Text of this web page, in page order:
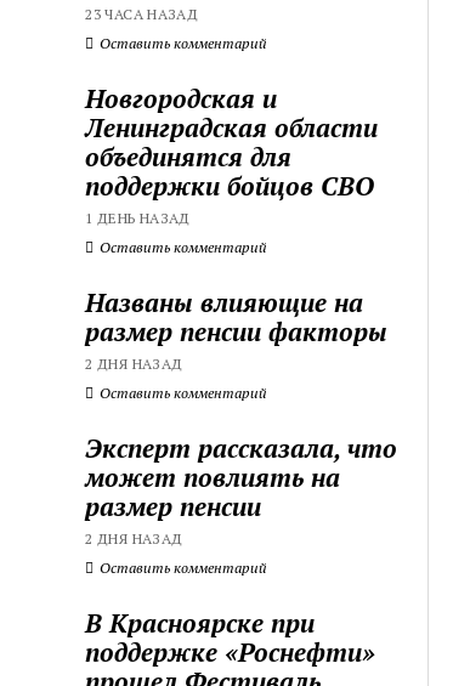
23 ЧАСА НАЗАД
Оставить комментарий
Новгородская и
Ленинградская области
объединятся для
поддержки бойцов СВО
1 ДЕНЬ НАЗАД
Оставить комментарий
Названы влияющие на
размер пенсии факторы
2 ДНЯ НАЗАД
Оставить комментарий
Эксперт рассказала, что
может повлиять на
размер пенсии
2 ДНЯ НАЗАД
Оставить комментарий
В Красноярске при
поддержке «Роснефти»